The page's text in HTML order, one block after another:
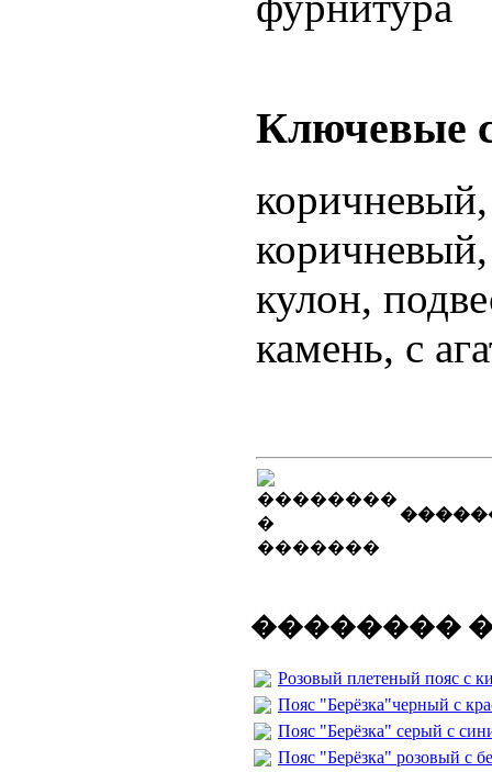
Ключевые
кулон,
камень, с
��������
Розовый плетеный пояс с
Пояс "Берёзка"черный с
Пояс "Берёзка" серый с
Пояс "Берёзка" розовый с